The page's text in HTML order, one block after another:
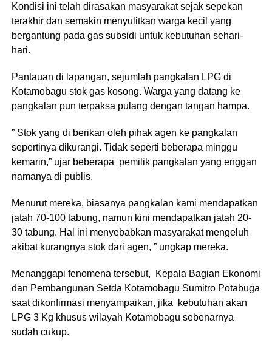
Kondisi ini telah dirasakan masyarakat sejak sepekan
terakhir dan semakin menyulitkan warga kecil yang
bergantung pada gas subsidi untuk kebutuhan sehari-
hari.
Pantauan di lapangan, sejumlah pangkalan LPG di
Kotamobagu stok gas kosong. Warga yang datang ke
pangkalan pun terpaksa pulang dengan tangan hampa.
” Stok yang di berikan oleh pihak agen ke pangkalan
sepertinya dikurangi. Tidak seperti beberapa minggu
kemarin,” ujar beberapa pemilik pangkalan yang enggan
namanya di publis.
Menurut mereka, biasanya pangkalan kami mendapatkan
jatah 70-100 tabung, namun kini mendapatkan jatah 20-
30 tabung. Hal ini menyebabkan masyarakat mengeluh
akibat kurangnya stok dari agen, ” ungkap mereka.
Menanggapi fenomena tersebut, Kepala Bagian Ekonomi
dan Pembangunan Setda Kotamobagu Sumitro Potabuga
saat dikonfirmasi menyampaikan, jika kebutuhan akan
LPG 3 Kg khusus wilayah Kotamobagu sebenarnya
sudah cukup.